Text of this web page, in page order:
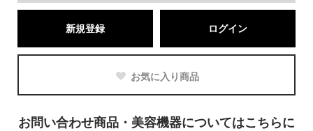
新規登録 ログイン
お気に入り商品
お問い合わせ商品・美容機器についてはこちらに